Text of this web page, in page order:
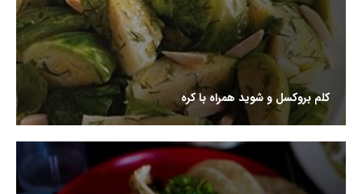
کلم بروکسل و شوید همراه با کره